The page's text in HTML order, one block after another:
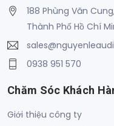
188 Phùng Văn
Thành Phố Hồ Chí
0938 951 570
Chăm Sóc Khách
Giới thiệu công ty